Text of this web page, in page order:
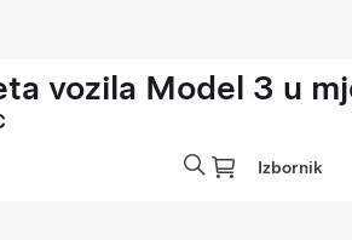
vozila Model 3 u
Izbornik